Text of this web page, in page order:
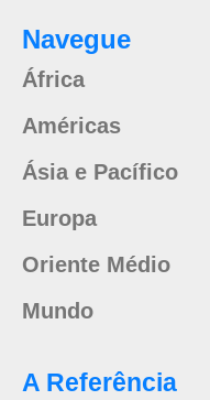
Navegue
África
Américas
Ásia e Pacífico
Europa
Oriente Médio
Mundo
A Referência